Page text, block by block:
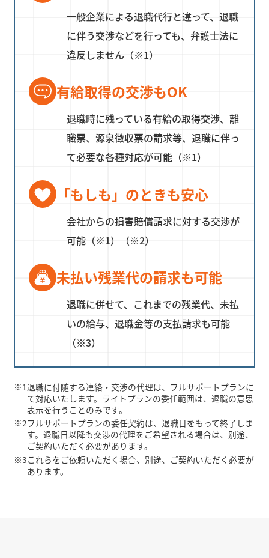
一般企業による退職代行と違って、退職
に伴う交渉などを行っても、弁護士法に
違反しません（※1）
有給取得の交渉もOK
退職時に残っている有給の取得交渉、離
職票、源泉徴収票の請求等、退職に伴っ
て必要な各種対応が可能（※1）
「もしも」のときも安心
会社からの損害賠償請求に対する交渉が
可能（※1）（※2）
未払い残業代の請求も可能
退職に併せて、これまでの残業代、未払
いの給与、退職金等の支払請求も可能
（※3）
※1退職に付随する連絡・交渉の代理は、フルサポートプランに
て対応いたします。ライトプランの委任範囲は、退職の意思
表示を行うことのみです。
※2フルサポートプランの委任契約は、退職日をもって終了しま
す。退職日以降も交渉の代理をご希望される場合は、別途、
ご契約いただく必要があります。
※3これらをご依頼いただく場合、別途、ご契約いただく必要が
あります。